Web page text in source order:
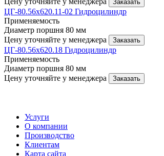
Заказать
ЦГ-80.56х620.11-02 Гидроцилиндр
Применяемость
Диаметр поршня 80 мм
Цену уточняйте у менеджера
Заказать
ЦГ-80.56х620.18 Гидроцилиндр
Применяемость
Диаметр поршня 80 мм
Цену уточняйте у менеджера
Заказать
Услуги
О компании
Производство
Клиентам
Карта сайта